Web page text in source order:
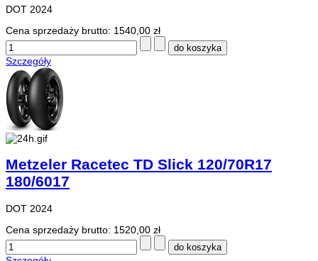
DOT 2024
Cena sprzedaży brutto: 1540,00 zł
Szczegóły
Metzeler Racetec TD Slick 120/70R17
180/6017
DOT 2024
Cena sprzedaży brutto: 1520,00 zł